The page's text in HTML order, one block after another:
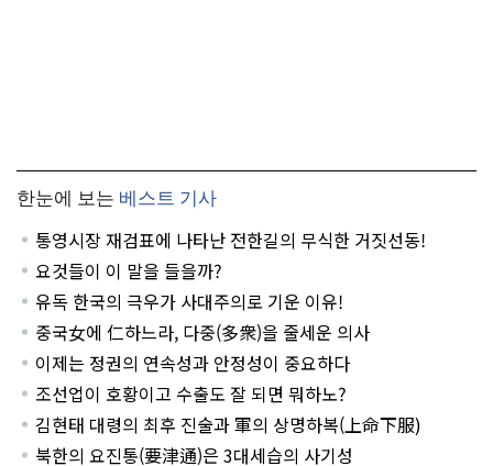
한눈에 보는 베스트 기사
통영시장 재검표에 나타난 전한길의 무식한 거짓선동!
요것들이 이 말을 들을까?
유독 한국의 극우가 사대주의로 기운 이유!
중국女에 仁하느라, 다중(多衆)을 줄세운 의사
이제는 정권의 연속성과 안정성이 중요하다
조선업이 호황이고 수출도 잘 되면 뭐하노?
김현태 대령의 최후 진술과 軍의 상명하복(上命下服)
북한의 요진통(要津通)은 3대세습의 사기성